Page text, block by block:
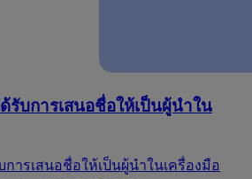
ด้รับการเสนอชื่อให้เป็นผู้นำใน
บการเสนอชื่อให้เป็นผู้นำในเครื่องมือ